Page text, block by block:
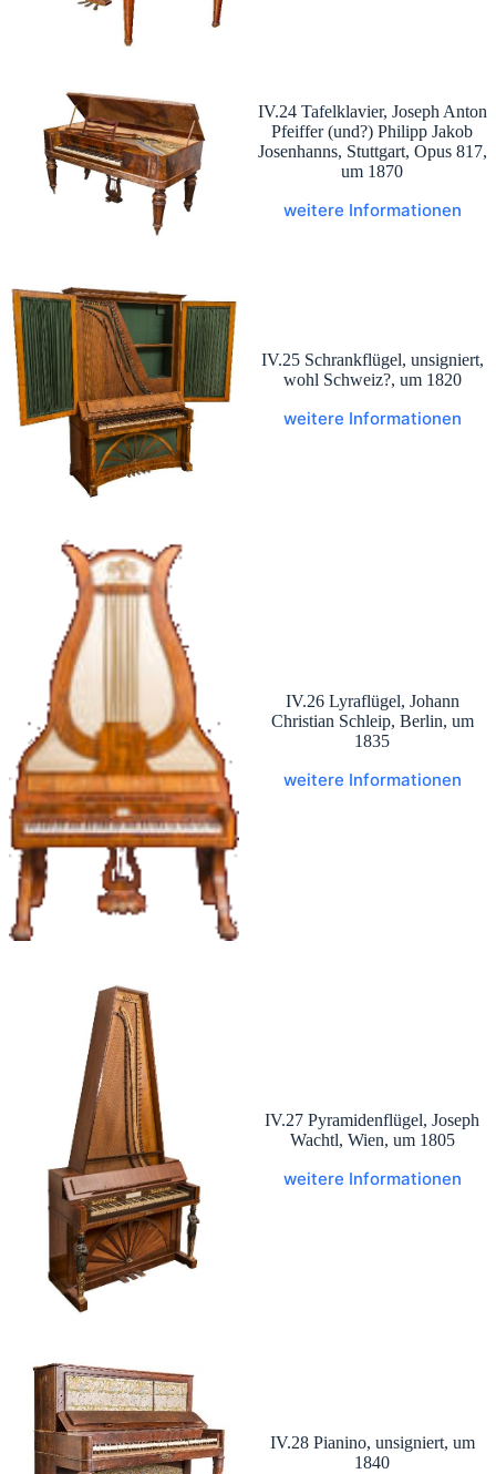
IV.24 Tafelklavier, Joseph Anton
Pfeiffer (und?) Philipp Jakob
Josenhanns, Stuttgart, Opus 817,
um 1870
weitere Informationen
IV.25 Schrankflügel, unsigniert,
wohl Schweiz?, um 1820
weitere Informationen
IV.26 Lyraflügel, Johann
Christian Schleip, Berlin, um
1835
weitere Informationen
IV.27 Pyramidenflügel, Joseph
Wachtl, Wien, um 1805
weitere Informationen
IV.28 Pianino, unsigniert, um
1840